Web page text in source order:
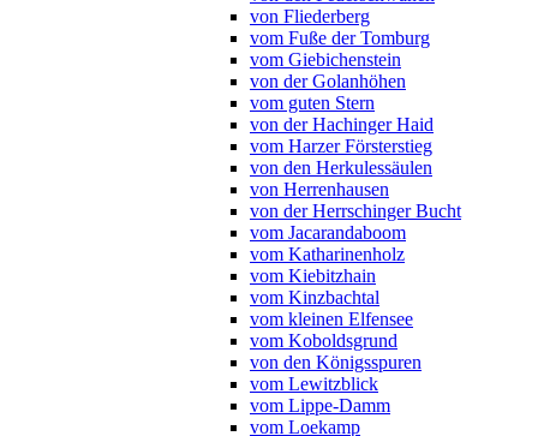
von Fliederberg
vom Fuße der Tomburg
vom Giebichenstein
von der Golanhöhen
vom guten Stern
von der Hachinger Haid
vom Harzer Försterstieg
von den Herkulessäulen
von Herrenhausen
von der Herrschinger Bucht
vom Jacarandaboom
vom Katharinenholz
vom Kiebitzhain
vom Kinzbachtal
vom kleinen Elfensee
vom Koboldsgrund
von den Königsspuren
vom Lewitzblick
vom Lippe-Damm
vom Loekamp